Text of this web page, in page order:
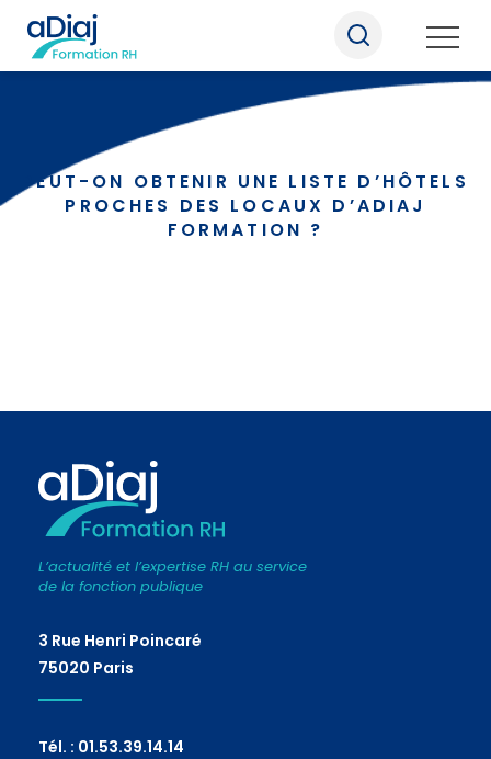
Nos formations
Nos formats pédagogiques
PEUT-ON OBTENIR UNE LISTE D’HÔTELS
PROCHES DES LOCAUX D’ADIAJ
FORMATION ?
L’actualité et l’expertise RH au service
de la fonction publique
3 Rue Henri Poincaré
75020 Paris
Tél. : 01.53.39.14.14